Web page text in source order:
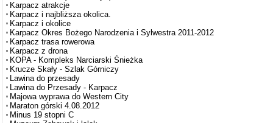
Karpacz atrakcje
Karpacz i najbliższa okolica.
Karpacz i okolice
Karpacz Okres Bożego Narodzenia i Sylwestra 2011-2012
Karpacz trasa rowerowa
Karpacz z drona
KOPA - Kompleks Narciarski Śnieżka
Krucze Skały - Szlak Górniczy
Lawina do przesady
Lawina do Przesady - Karpacz
Majowa wyprawa do Western City
Maraton górski 4.08.2012
Minus 19 stopni C